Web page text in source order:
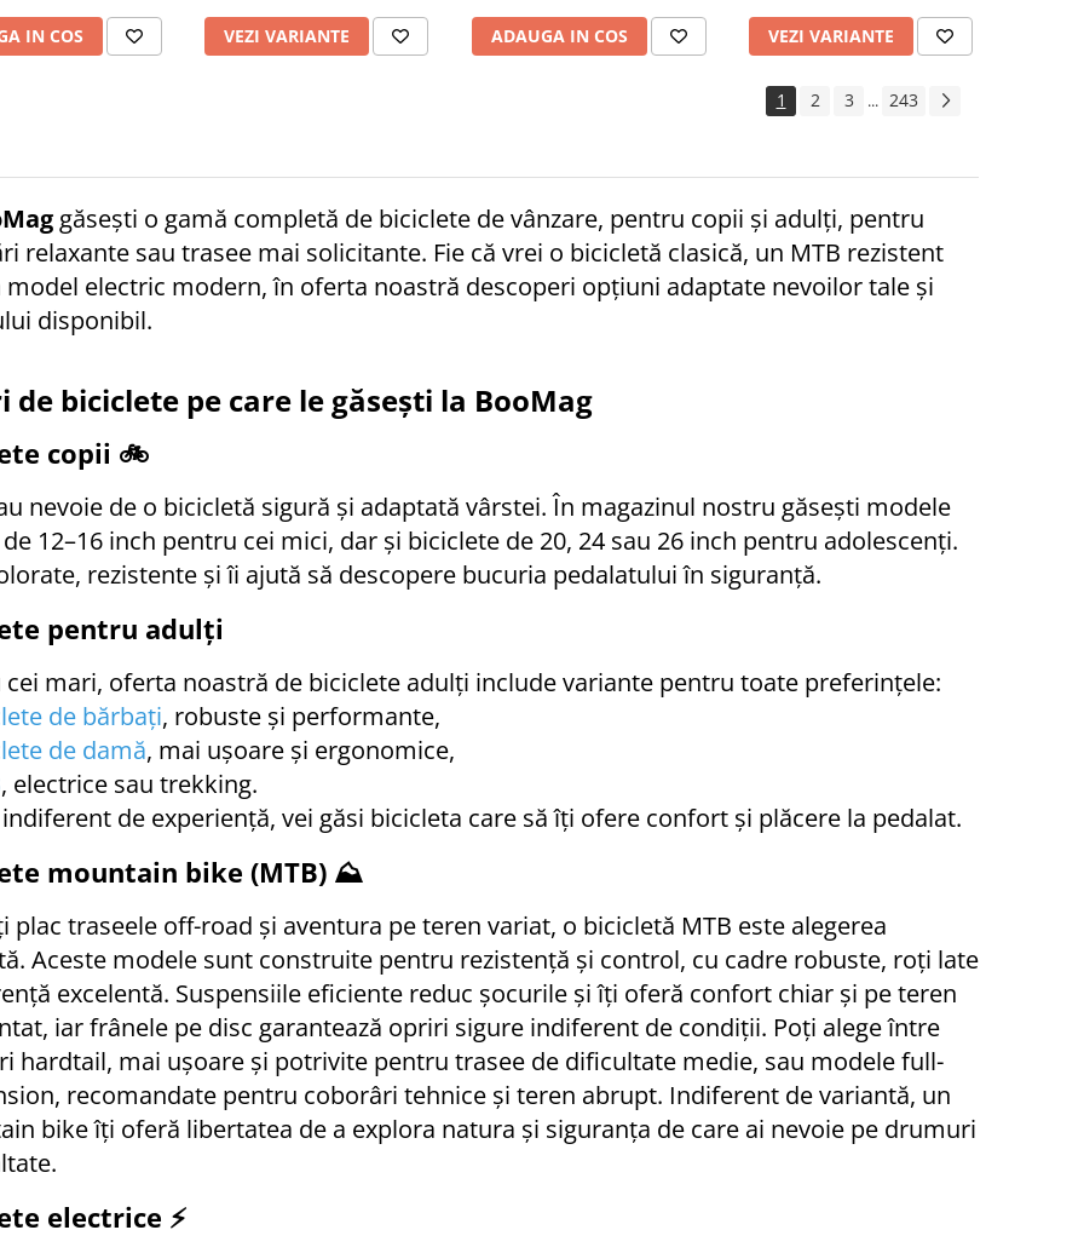
IN COS VEZI VARIANTE ADAUGA IN COS VEZI VARIANTE
1 2 3 ... 243
găsești o gamă completă de biciclete de vânzare, pentru copii și adulți, pentru
relaxante sau trasee mai solicitante. Fie că vrei o bicicletă clasică, un MTB rezistent
model electric modern, în oferta noastră descoperi opțiuni adaptate nevoilor tale și
disponibil.
de biciclete pe care le găsești la BooMag
copii 🚲
nevoie de o bicicletă sigură și adaptată vârstei. În magazinul nostru găsești modele
12–16 inch pentru cei mici, dar și biciclete de 20, 24 sau 26 inch pentru adolescenți.
rezistente și îi ajută să descopere bucuria pedalatului în siguranță.
pentru adulți
cei mari, oferta noastră de biciclete adulți include variante pentru toate preferințele:
de bărbați, robuste și performante,
de damă, mai ușoare și ergonomice,
, electrice sau trekking.
de experiență, vei găsi bicicleta care să îți ofere confort și plăcere la pedalat.
mountain bike (MTB) ⛰️
plac traseele off-road și aventura pe teren variat, o bicicletă MTB este alegerea
Aceste modele sunt construite pentru rezistență și control, cu cadre robuste, roți late
excelentă. Suspensiile eficiente reduc șocurile și îți oferă confort chiar și pe teren
iar frânele pe disc garantează opriri sigure indiferent de condiții. Poți alege între
hardtail, mai ușoare și potrivite pentru trasee de dificultate medie, sau modele full-
recomandate pentru coborâri tehnice și teren abrupt. Indiferent de variantă, un
bike îți oferă libertatea de a explora natura și siguranța de care ai nevoie pe drumuri
electrice ⚡